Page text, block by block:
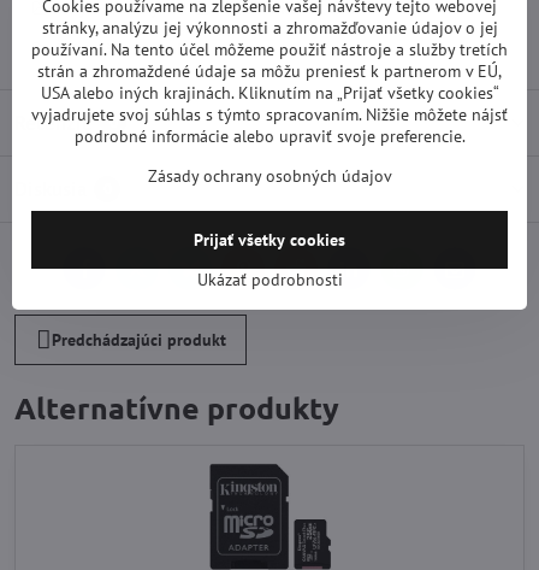
Skryté kamery
V kľúčenke do auta
Špionážna technika
Recenzie 0
FacebookTwitterBlueskyPinterestReddit LinkedInWhatsApp
E-
Predchádzajúci produkt
Alternatívne produkty
Cookies používame na zlepšenie vašej návštevy tejto webovej
stránky, analýzu jej výkonnosti a zhromažďovanie údajov o jej
používaní. Na tento účel môžeme použiť nástroje a služby tretích
strán a zhromaždené údaje sa môžu preniesť k partnerom v EÚ,
USA alebo iných krajinách. Kliknutím na „Prijať všetky cookies“
vyjadrujete svoj súhlas s týmto spracovaním. Nižšie môžete nájsť
podrobné informácie alebo upraviť svoje preferencie.
Zásady ochrany osobných údajov
Ukázať podrobnosti
Prijať všetky cookies